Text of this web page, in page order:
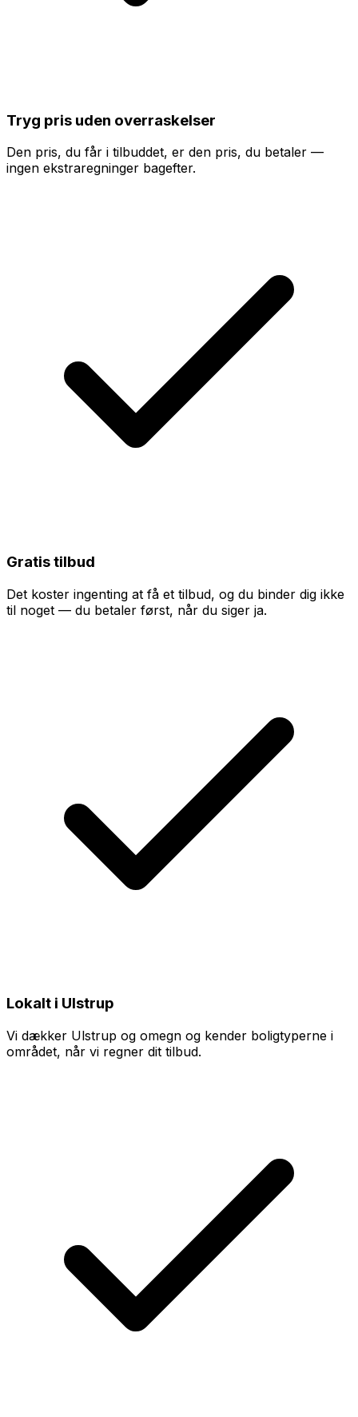
Tryg pris uden overraskelser
Den pris, du får i tilbuddet, er den pris, du betaler —
ingen ekstraregninger bagefter.
Gratis tilbud
Det koster ingenting at få et tilbud, og du binder dig ikke
til noget — du betaler først, når du siger ja.
Lokalt i Ulstrup
Vi dækker Ulstrup og omegn og kender boligtyperne i
området, når vi regner dit tilbud.